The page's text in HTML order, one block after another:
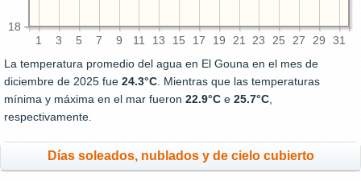
1 3 5 7 9 11 13 15 17 19 21 23 25 27 29 31
18
La temperatura promedio del agua en El Gouna en el mes de
diciembre de 2025 fue 24.3°C. Mientras que las temperaturas
mínima y máxima en el mar fueron 22.9°C e 25.7°C,
respectivamente.
Días soleados, nublados y de cielo cubierto